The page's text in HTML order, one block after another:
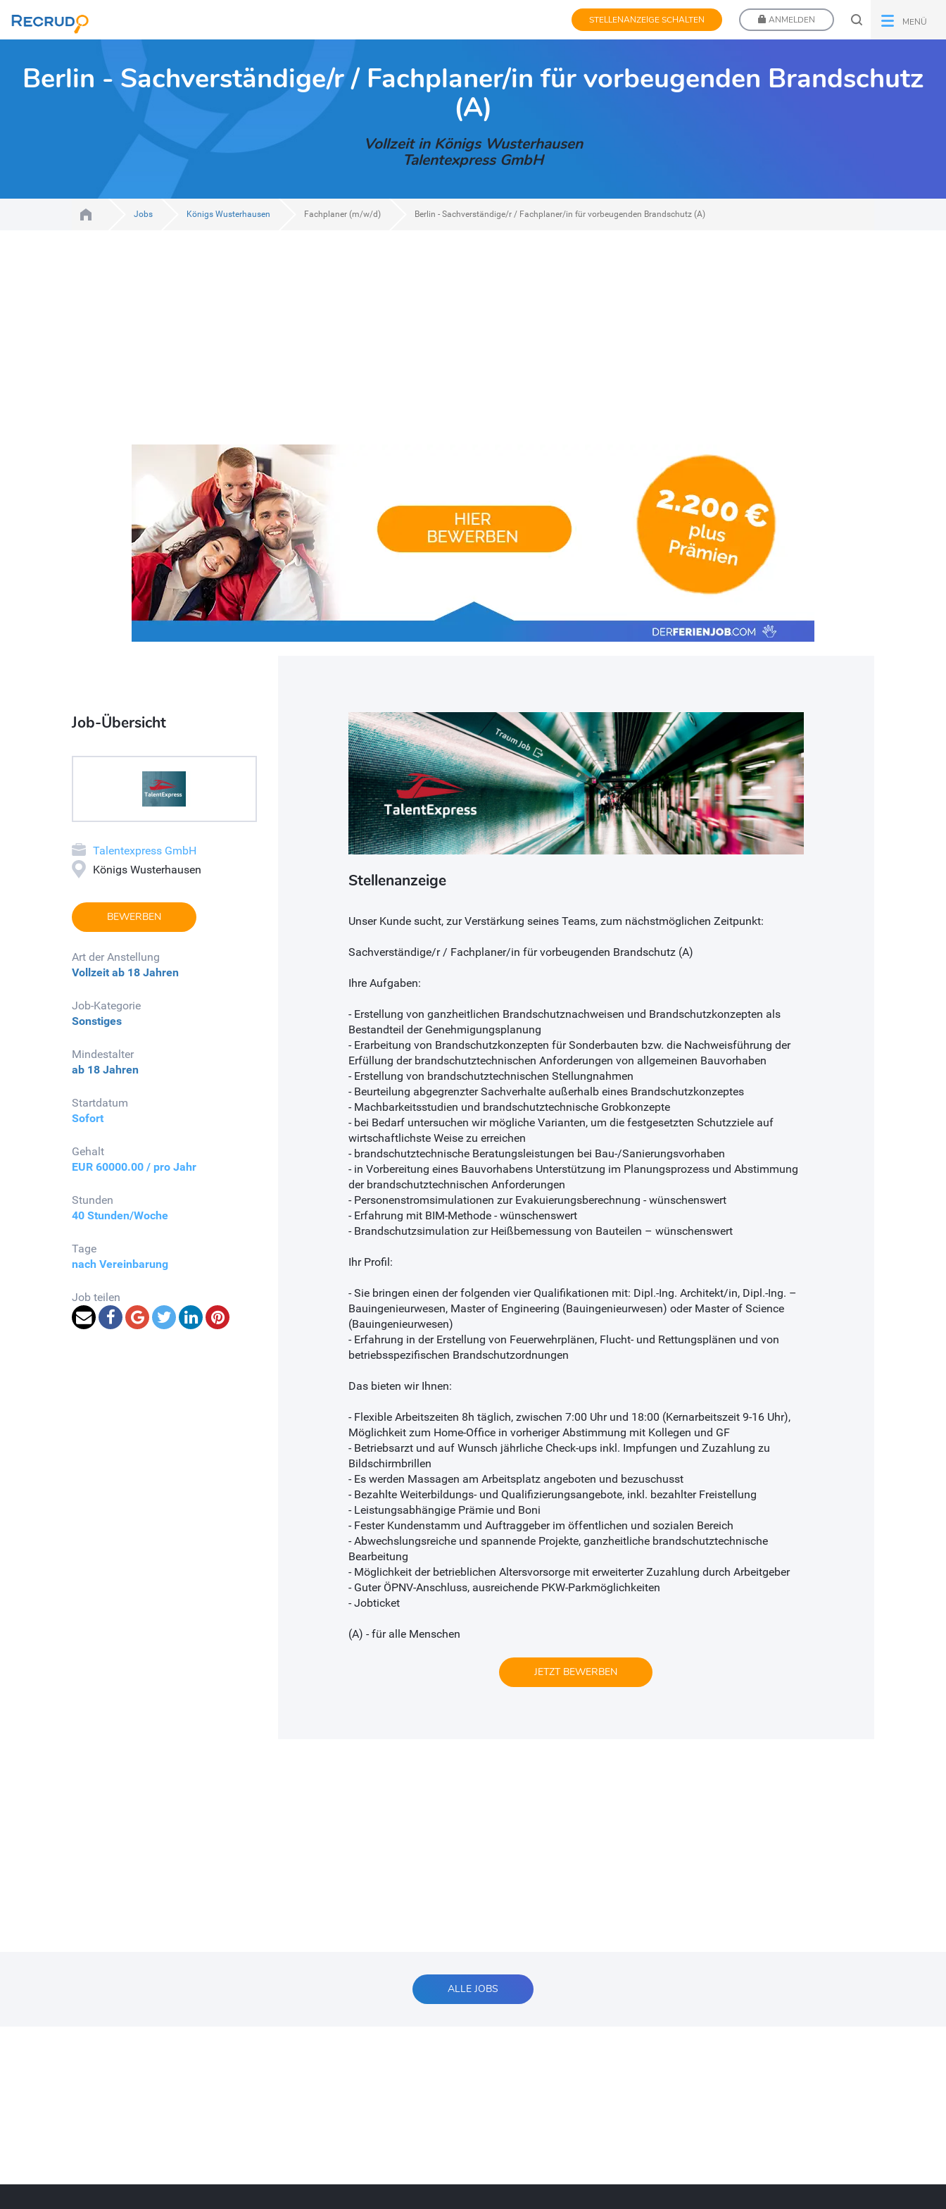
STELLENANZEIGE SCHALTEN ANMELDEN MENÜ
Berlin - Sachverständige/r / Fachplaner/in für vorbeugenden Brandschutz
(A)
Vollzeit in Königs Wusterhausen
Talentexpress GmbH
Jobs Königs Wusterhausen Fachplaner (m/w/d) Berlin - Sachverständige/r / Fachplaner/in für vorbeugenden Brandschutz (A)
Job-Übersicht
Talentexpress GmbH
Königs Wusterhausen
BEWERBEN
Art der Anstellung
Vollzeit ab 18 Jahren
Job-Kategorie
Sonstiges
Mindestalter
ab 18 Jahren
Startdatum
Sofort
Gehalt
EUR 60000.00 / pro Jahr
Stunden
40 Stunden/Woche
Tage
nach Vereinbarung
Job teilen
Stellenanzeige
Unser Kunde sucht, zur Verstärkung seines Teams, zum nächstmöglichen Zeitpunkt:
Sachverständige/r / Fachplaner/in für vorbeugenden Brandschutz (A)
Ihre Aufgaben:
- Erstellung von ganzheitlichen Brandschutznachweisen und Brandschutzkonzepten als
Bestandteil der Genehmigungsplanung
- Erarbeitung von Brandschutzkonzepten für Sonderbauten bzw. die Nachweisführung der
Erfüllung der brandschutztechnischen Anforderungen von allgemeinen Bauvorhaben
- Erstellung von brandschutztechnischen Stellungnahmen
- Beurteilung abgegrenzter Sachverhalte außerhalb eines Brandschutzkonzeptes
- Machbarkeitsstudien und brandschutztechnische Grobkonzepte
- bei Bedarf untersuchen wir mögliche Varianten, um die festgesetzten Schutzziele auf
wirtschaftlichste Weise zu erreichen
- brandschutztechnische Beratungsleistungen bei Bau-/Sanierungsvorhaben
- in Vorbereitung eines Bauvorhabens Unterstützung im Planungsprozess und Abstimmung
der brandschutztechnischen Anforderungen
- Personenstromsimulationen zur Evakuierungsberechnung - wünschenswert
- Erfahrung mit BIM-Methode - wünschenswert
- Brandschutzsimulation zur Heißbemessung von Bauteilen – wünschenswert
Ihr Profil:
- Sie bringen einen der folgenden vier Qualifikationen mit: Dipl.-Ing. Architekt/in, Dipl.-Ing. –
Bauingenieurwesen, Master of Engineering (Bauingenieurwesen) oder Master of Science
(Bauingenieurwesen)
- Erfahrung in der Erstellung von Feuerwehrplänen, Flucht- und Rettungsplänen und von
betriebsspezifischen Brandschutzordnungen
Das bieten wir Ihnen:
- Flexible Arbeitszeiten 8h täglich, zwischen 7:00 Uhr und 18:00 (Kernarbeitszeit 9-16 Uhr),
Möglichkeit zum Home-Office in vorheriger Abstimmung mit Kollegen und GF
- Betriebsarzt und auf Wunsch jährliche Check-ups inkl. Impfungen und Zuzahlung zu
Bildschirmbrillen
- Es werden Massagen am Arbeitsplatz angeboten und bezuschusst
- Bezahlte Weiterbildungs- und Qualifizierungsangebote, inkl. bezahlter Freistellung
- Leistungsabhängige Prämie und Boni
- Fester Kundenstamm und Auftraggeber im öffentlichen und sozialen Bereich
- Abwechslungsreiche und spannende Projekte, ganzheitliche brandschutztechnische
Bearbeitung
- Möglichkeit der betrieblichen Altersvorsorge mit erweiterter Zuzahlung durch Arbeitgeber
- Guter ÖPNV-Anschluss, ausreichende PKW-Parkmöglichkeiten
- Jobticket
(A) - für alle Menschen
JETZT BEWERBEN
ALLE JOBS